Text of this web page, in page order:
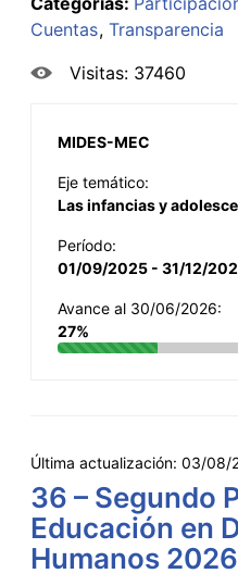
Cuentas Transparencia
Visitas: 37460
MIDES-MEC
Eje temático:
Las infancias y
Período:
01/09/2025 - 31/12/
Avance al 30/06/2026:
27%
Última actualización: 03/08/
36 – Segundo
Educación en
Humanos